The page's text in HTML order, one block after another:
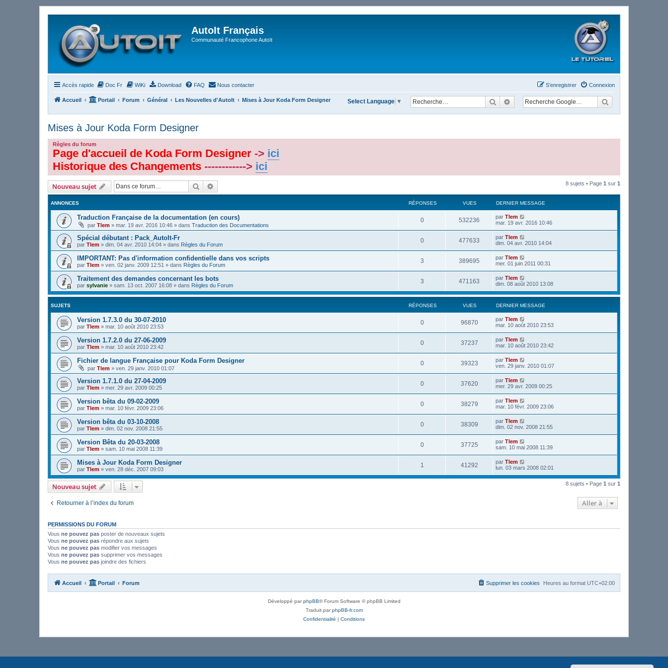
AutoIt Français
Communauté Francophone AutoIt
Accès rapide Doc Fr WiKi Download FAQ Nous contacter Connexion
S’enregistrer
Accueil Portail Forum Général Les Nouvelles d'AutoIt Mises à Jour Koda Form Designer RechercherRecherche avancée
Select Language ▼
Mises à Jour Koda Form Designer
Règles du forum
Page d'accueil de Koda Form Designer -> ici
Historique des Changements ------------> ici
Nouveau sujet Rechercher 8 sujets • Page 1 sur 1
ANNONCES RÉPONSES VUES DERNIER MESSAGE
Traduction Française de la documentation (en cours)
par Tlem » mar. 19 avr. 2016 10:46 » dans Traduction des Documentations
0 532236 par Tlem
mar. 19 avr. 2016 10:46
Spécial débutant : Pack_AutoIt-Fr
par Tlem » dim. 04 avr. 2010 14:04 » dans Règles du Forum
0 477633 par Tlem
dim. 04 avr. 2010 14:04
IMPORTANT: Pas d'information confidentielle dans vos scripts
par Tlem » ven. 02 janv. 2009 12:51 » dans Règles du Forum
3 389695 par Tlem
mer. 01 juin 2011 00:31
Traitement des demandes concernant les bots
par sylvanie » sam. 13 oct. 2007 16:08 » dans Règles du Forum
3 471163 par Tlem
dim. 08 août 2010 13:08
SUJETS RÉPONSES VUES DERNIER MESSAGE
Version 1.7.3.0 du 30-07-2010
par Tlem » mar. 10 août 2010 23:53
0 96870 par Tlem
mar. 10 août 2010 23:53
Version 1.7.2.0 du 27-06-2009
par Tlem » mar. 10 août 2010 23:42
0 37237 par Tlem
mar. 10 août 2010 23:42
Fichier de langue Française pour Koda Form Designer
par Tlem » ven. 29 janv. 2010 01:07
0 39323 par Tlem
ven. 29 janv. 2010 01:07
Version 1.7.1.0 du 27-04-2009
par Tlem » mer. 29 avr. 2009 00:25
0 37620 par Tlem
mer. 29 avr. 2009 00:25
Version bêta du 09-02-2009
par Tlem » mar. 10 févr. 2009 23:06
0 38279 par Tlem
mar. 10 févr. 2009 23:06
Version bêta du 03-10-2008
par Tlem » dim. 02 nov. 2008 21:55
0 38309 par Tlem
dim. 02 nov. 2008 21:55
Version Bêta du 20-03-2008
par Tlem » sam. 10 mai 2008 11:39
0 37725 par Tlem
sam. 10 mai 2008 11:39
Mises à Jour Koda Form Designer
par Tlem » ven. 28 déc. 2007 09:03
1 41292 par Tlem
lun. 03 mars 2008 02:01
Nouveau sujet 8 sujets • Page 1 sur 1
Retourner à l’index du forum Aller à
PERMISSIONS DU FORUM
Vous ne pouvez pas poster de nouveaux sujets
Vous ne pouvez pas répondre aux sujets
Vous ne pouvez pas modifier vos messages
Vous ne pouvez pas supprimer vos messages
Vous ne pouvez pas joindre des fichiers
Accueil Portail Forum Heures au format UTC+02:00
Supprimer les cookies
Développé parphpBB® Forum Software © phpBB Limited
Traduit parphpBB-fr.com
Confidentialité | Conditions